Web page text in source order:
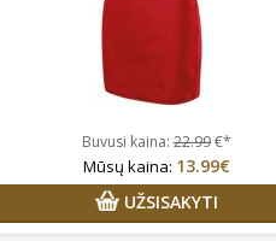
Buvusi kaina:22.99€*
Mūsų kaina: 13.99€
UŽSISAKYTI